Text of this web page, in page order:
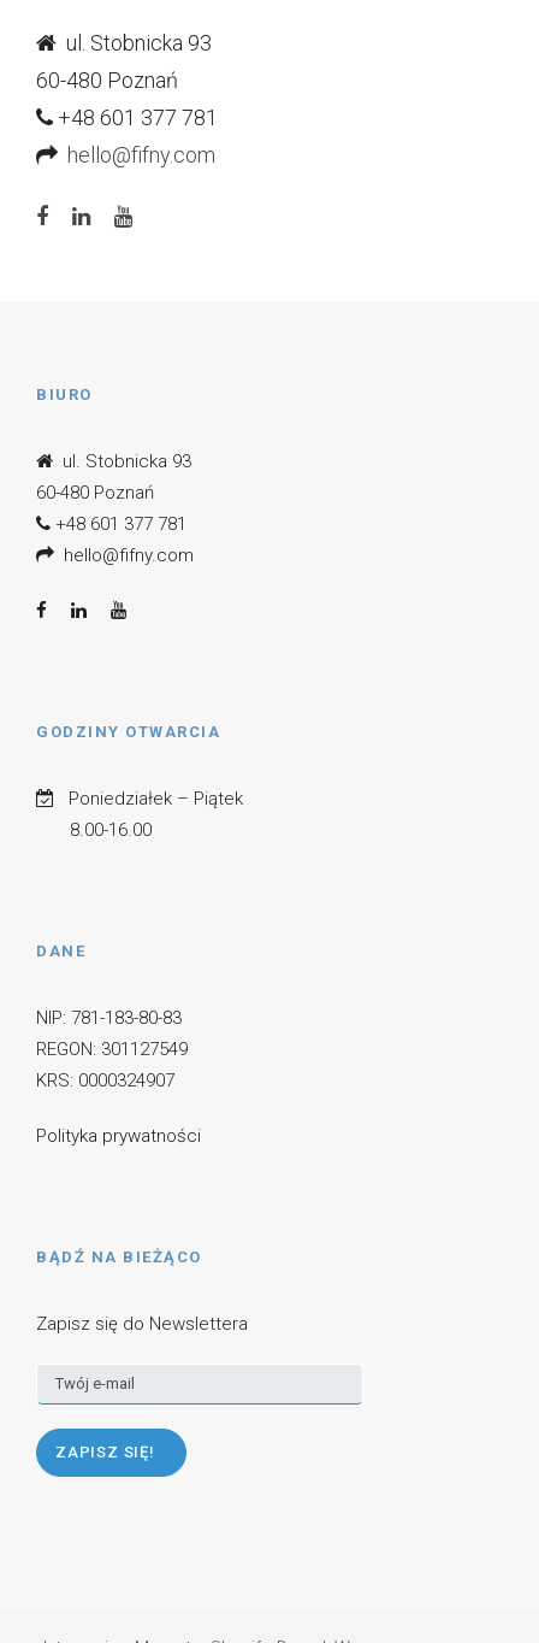
ul. Stobnicka 93
60-480 Poznań
+48 601 377 781
hello@fifny.com
BIURO
ul. Stobnicka 93
60-480 Poznań
+48 601 377 781
hello@fifny.com
GODZINY OTWARCIA
Poniedziałek – Piątek
8.00-16.00
DANE
NIP: 781-183-80-83
REGON: 301127549
KRS: 0000324907
Polityka prywatności
BĄDŹ NA BIEŻĄCO
Zapisz się do Newslettera